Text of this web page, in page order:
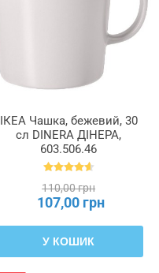
ІКЕА Чашка, бежевий, 30
сл DINERA ДІНЕРА,
603.506.46
110,00 грн
107,00 грн
У КОШИК